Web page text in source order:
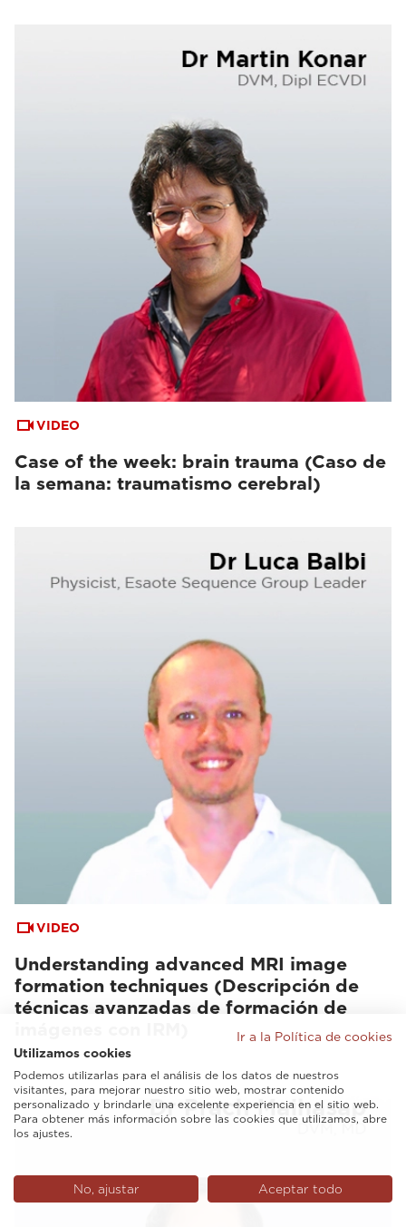
VIDEO
Case of the week: brain trauma (Caso de
la semana: traumatismo cerebral)
VIDEO
Understanding advanced MRI image
formation techniques (Descripción de
técnicas avanzadas de formación de
Ir a la Política de cookies
Utilizamos cookies
Podemos utilizarlas para el análisis de los datos de nuestros
visitantes, para mejorar nuestro sitio web, mostrar contenido
personalizado y brindarle una excelente experiencia en el sitio web.
Para obtener más información sobre las cookies que utilizamos, abre
los ajustes.
No, ajustar Aceptar todo